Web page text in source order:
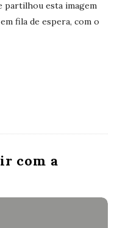
partilhou esta imagem
fila de espera, com o
com a